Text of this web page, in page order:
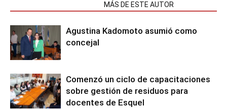
MÁS DE ESTE AUTOR
Agustina Kadomoto asumió como
concejal
Comenzó un ciclo de capacitaciones
sobre gestión de residuos para
docentes de Esquel